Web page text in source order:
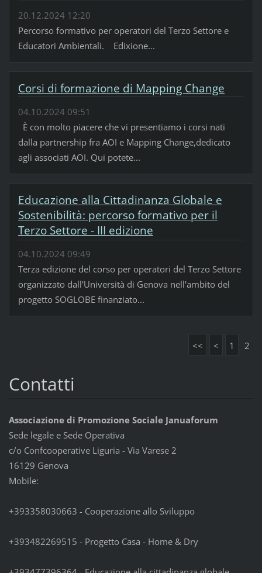
20.12.2024 12:20
Percorso formativo per operatori del Terzo Settore e
Educatori Ambientali. Edixione...
Corsi di formazione di Mapping Change
04.10.2024 09:51
È con molto piacere che vi presentiamo i corsi nati
dalla partnership fra AOI e Mapping Change,dedicato
agli associati AOI. Qui potete...
Educazione alla Cittadinanza Globale e
Sostenibilità: percorso formativo per il
Terzo Settore - III edizione
04.10.2024 09:49
Terza edizione del corso per operatori del Terzo Settore
organizzato dall'Università di Genova nell'ambito del
progetto SOGLOBE finanziato...
<< < 1 2
Contatti
Associazione di Promozione Sociale Januaforum
Sede legale e Sede Operativa
c/o Confcooperative Liguria - Via Varese 2
16129 Genova
Mobile:
+393358030663 - Cooperazione allo Sviluppo
+393482269515 - Progetto Casa - Home & Dry